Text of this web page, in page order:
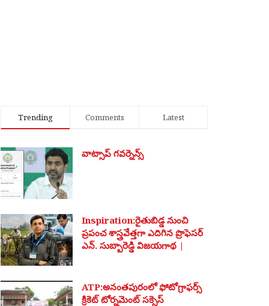
Trending Comments Latest
వాట్సాప్ గవర్నెన్స్
Inspiration:రైతుబిడ్డ నుంచి
ప్రపంచ శాస్త్రవేత్తగా ఎదిగిన ప్రొఫెసర్
ఎన్. సుబ్బారెడ్డి విజయగాథ |
ATP:అనంతపురంలో ఫోటోగ్రాఫర్స్
క్రికెట్ టోర్నమెంట్ సక్సెస్